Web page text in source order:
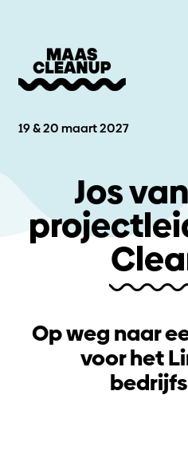
19 & 20 maart 2027
Jos
Op weg naar
voor het